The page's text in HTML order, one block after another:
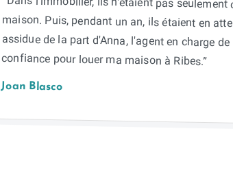
confiance pour louer ma maison à Ribes.”
Joan Blasco